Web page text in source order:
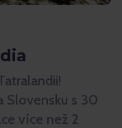
Slovensku s 30
více než 2